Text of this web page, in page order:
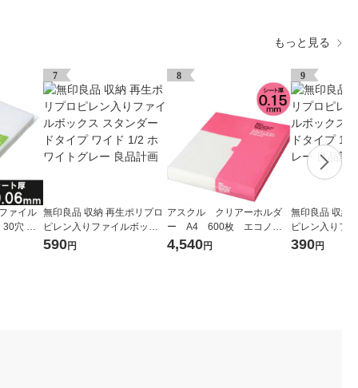
もっと見る
ァイル
穴 厚
7
無印良品 収納 再生ポリプロ
ピレン入りファイルボック
ス スタンダードタイプ ワイ
590円
8
アスクル クリアーホルダ
ー A4 600枚 エコノミ
ースリム ファイル オリジ
ナル
4,540円
9
無印良品 収納
ピレン入りフ
ス スタンダー
390円